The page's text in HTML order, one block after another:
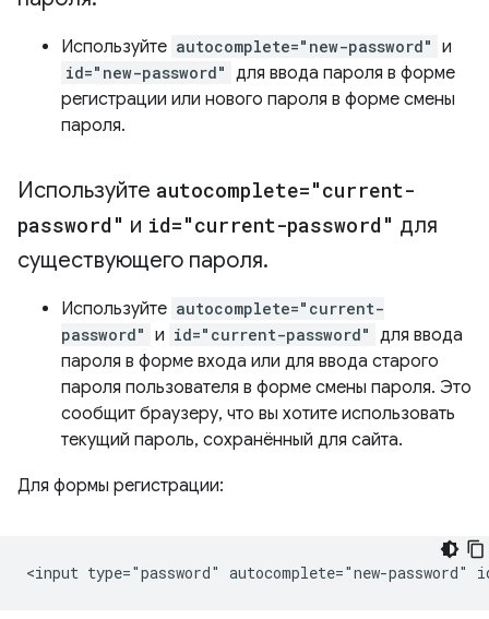
Используйте autocomplete="new-password" и
id="new-password" для ввода пароля в форме
регистрации или нового пароля в форме смены
пароля.
Используйте autocomplete="current-
password" и id="current-password" для
существующего пароля.
Используйте autocomplete="current-
password" и id="current-password" для ввода
пароля в форме входа или для ввода старого
пароля пользователя в форме смены пароля. Это
сообщит браузеру, что вы хотите использовать
текущий пароль, сохранённый для сайта.
Для формы регистрации: